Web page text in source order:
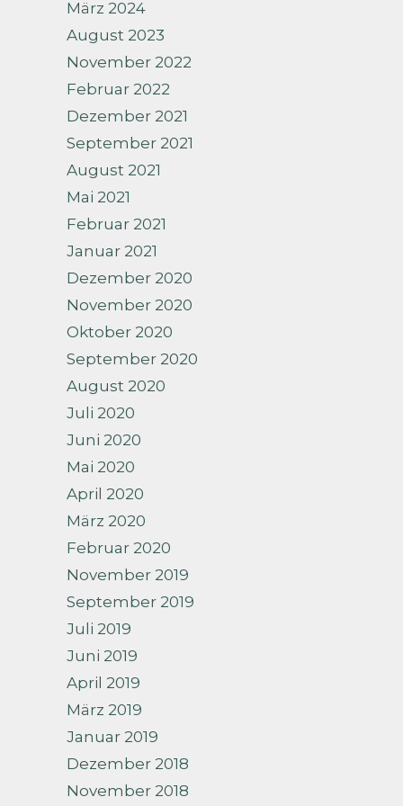
März 2024
August 2023
November 2022
Februar 2022
Dezember 2021
September 2021
August 2021
Mai 2021
Februar 2021
Januar 2021
Dezember 2020
November 2020
Oktober 2020
September 2020
August 2020
Juli 2020
Juni 2020
Mai 2020
April 2020
März 2020
Februar 2020
November 2019
September 2019
Juli 2019
Juni 2019
April 2019
März 2019
Januar 2019
Dezember 2018
November 2018